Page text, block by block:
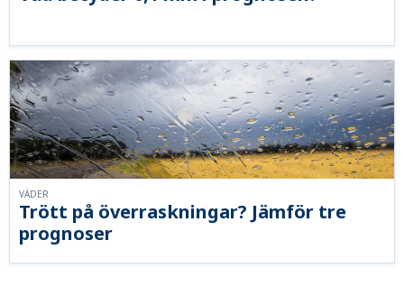
Trött på överraskningar? Jämför tre
prognoser
VÄDER